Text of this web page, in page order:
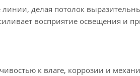
делая потолок
восприятие освещения и
к влаге, коррозии и